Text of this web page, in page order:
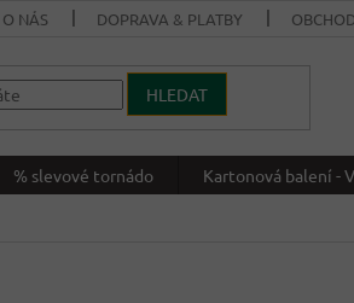
O NÁS DOPRAVA & PLATBY
HLEDAT
% slevové tornádo Kartonová balení -